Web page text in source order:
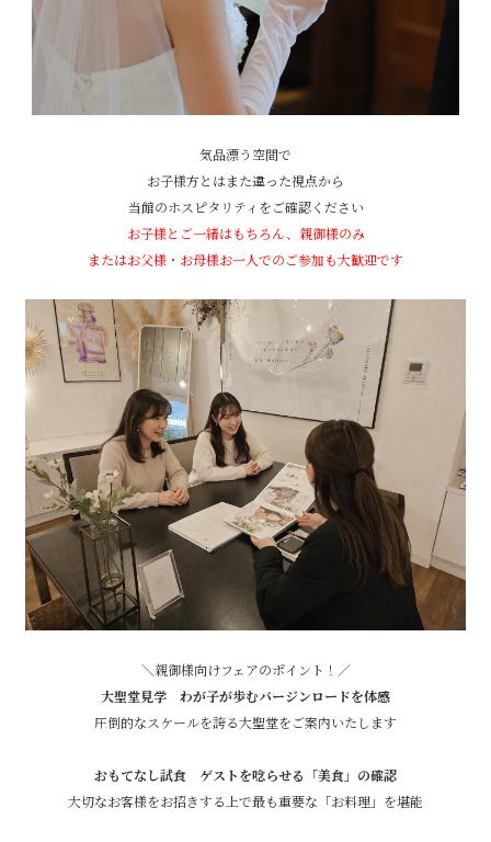
気品漂う空間で
お子様方とはまた違った視点から
当館のホスピタリティをご確認ください
お子様とご一緒はもちろん、親御様のみ
またはお父様・お母様お一人でのご参加も大歓迎です
＼親御様向けフェアのポイント！／
大聖堂見学 わが子が歩むバージンロードを体感
圧倒的なスケールを誇る大聖堂をご案内いたします
おもてなし試食 ゲストを唸らせる「美食」の確認
大切なお客様をお招きする上で最も重要な「お料理」を堪能